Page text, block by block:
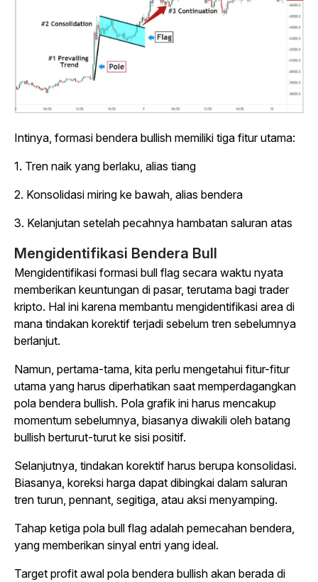
Intinya, formasi bendera bullish memiliki tiga fitur utama:
1. Tren naik yang berlaku, alias tiang
2. Konsolidasi miring ke bawah, alias bendera
3. Kelanjutan setelah pecahnya hambatan saluran atas
Mengidentifikasi Bendera Bull
Mengidentifikasi formasi bull flag secara waktu nyata
memberikan keuntungan di pasar, terutama bagi trader
kripto. Hal ini karena membantu mengidentifikasi area di
mana tindakan korektif terjadi sebelum tren sebelumnya
berlanjut.
Namun, pertama-tama, kita perlu mengetahui fitur-fitur
utama yang harus diperhatikan saat memperdagangkan
pola bendera bullish. Pola grafik ini harus mencakup
momentum sebelumnya, biasanya diwakili oleh batang
bullish berturut-turut ke sisi positif.
Selanjutnya, tindakan korektif harus berupa konsolidasi.
Biasanya, koreksi harga dapat dibingkai dalam saluran
tren turun, pennant, segitiga, atau aksi menyamping.
Tahap ketiga pola bull flag adalah pemecahan bendera,
yang memberikan sinyal entri yang ideal.
Target profit awal pola bendera bullish akan berada di